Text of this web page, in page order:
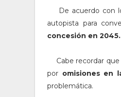
De acuerdo con
autopista para
concesión en 2045.
Cabe recordar que
por omisiones en
problemática.